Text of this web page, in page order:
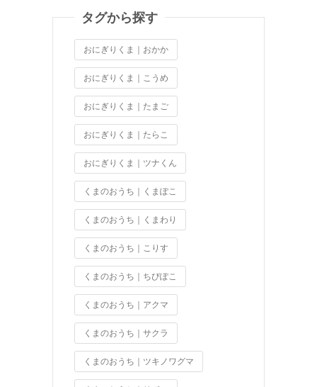
タグから探す
おにぎりくま｜おかか
おにぎりくま｜こうめ
おにぎりくま｜たまご
おにぎりくま｜たらこ
おにぎりくま｜ツナくん
くまのおうち｜くまぽこ
くまのおうち｜くまわり
くまのおうち｜こりす
くまのおうち｜ちびぽこ
くまのおうち｜アクマ
くまのおうち｜サクラ
くまのおうち｜ツキノワグマ